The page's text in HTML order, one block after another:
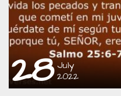
28 July
2022